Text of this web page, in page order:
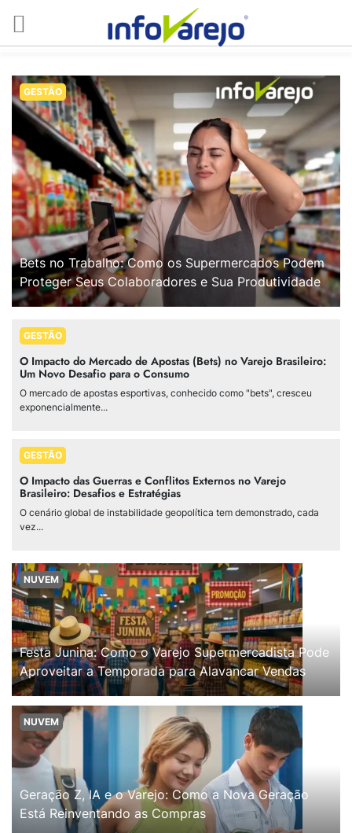
GESTÃO
Bets no Trabalho: Como os Supermercados Podem
Proteger Seus Colaboradores e Sua Produtividade
GESTÃO
O Impacto do Mercado de Apostas (Bets) no Varejo Brasileiro:
Um Novo Desafio para o Consumo
O mercado de apostas esportivas, conhecido como "bets", cresceu
exponencialmente...
GESTÃO
O Impacto das Guerras e Conflitos Externos no Varejo
Brasileiro: Desafios e Estratégias
O cenário global de instabilidade geopolítica tem demonstrado, cada
vez...
NUVEM
Festa Junina: Como o Varejo Supermercadista Pode
Aproveitar a Temporada para Alavancar Vendas
NUVEM
Geração Z, IA e o Varejo: Como a Nova Geração
Está Reinventando as Compras